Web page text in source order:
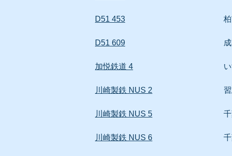
D51 453
D51 609
加悦鉄道 4
川崎製鉄 NUS 2
川崎製鉄 NUS 5
川崎製鉄 NUS 6